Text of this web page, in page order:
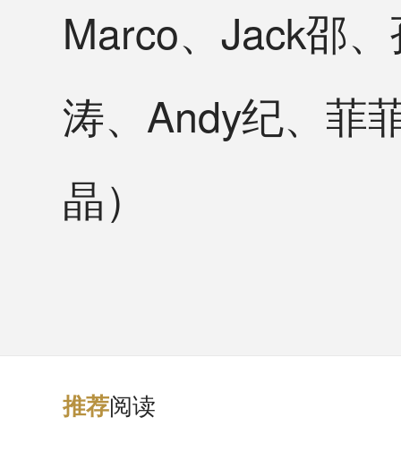
Marco、Jack邵
涛、Andy纪、菲
晶）
推荐阅读